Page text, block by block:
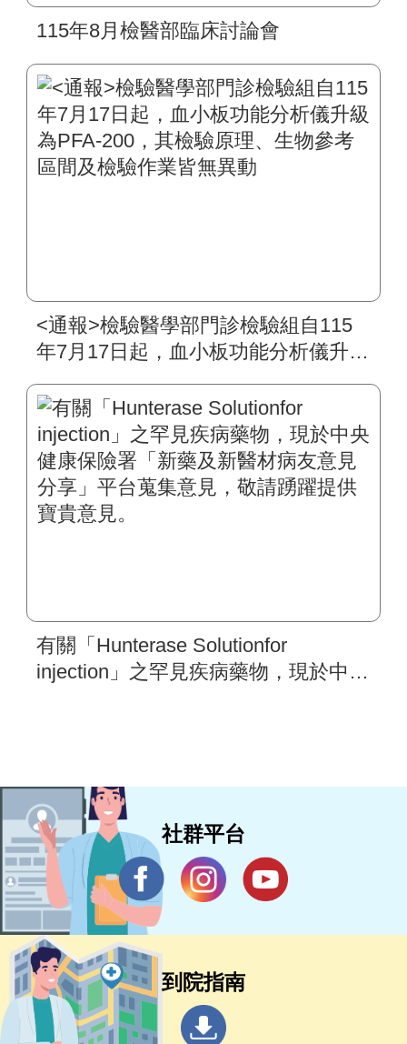
115年8月檢醫部臨床討論會
<通報>檢驗醫學部門診檢驗組自115
年7月17日起，血小板功能分析儀升級
區間及檢驗作業皆無異動
有關「Hunterase Solutionfor
injection」之罕見疾病藥物，現於中央
社群平台
到院指南